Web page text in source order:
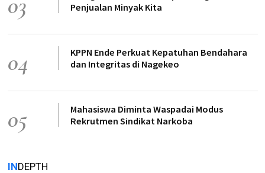
Penjualan Minyak Kita
04
KPPN Ende Perkuat Kepatuhan Bendahara
dan Integritas di Nagekeo
05
Mahasiswa Diminta Waspadai Modus
Rekrutmen Sindikat Narkoba
INDEPTH